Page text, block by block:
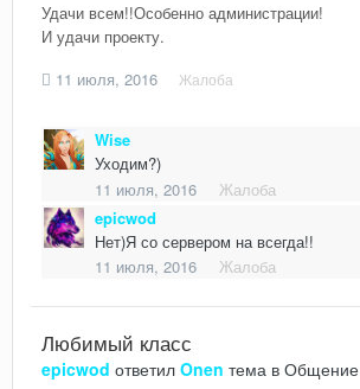
Удачи всем!!Особенно администрации!
И удачи проекту.
11 июля, 2016
Жалоба
Wise
Уходим?)
11 июля, 2016
Жалоба
epicwod
Нет)Я со сервером на всегда!!
11 июля, 2016
Жалоба
Любимый класс
epicwod ответил Onen тема в Общение